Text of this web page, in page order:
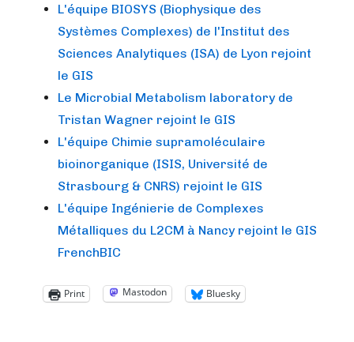
L'équipe BIOSYS (Biophysique des
Systèmes Complexes) de l'Institut des
Sciences Analytiques (ISA) de Lyon rejoint
le GIS
Le Microbial Metabolism laboratory de
Tristan Wagner rejoint le GIS
L'équipe Chimie supramoléculaire
bioinorganique (ISIS, Université de
Strasbourg & CNRS) rejoint le GIS
L'équipe Ingénierie de Complexes
Métalliques du L2CM à Nancy rejoint le GIS
FrenchBIC
Print Mastodon Bluesky